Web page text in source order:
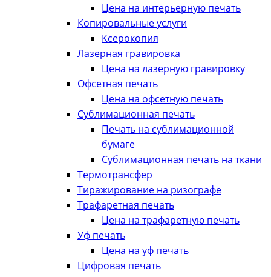
Цена на интерьерную печать
Копировальные услуги
Ксерокопия
Лазерная гравировка
Цена на лазерную гравировку
Офсетная печать
Цена на офсетную печать
Сублимационная печать
Печать на сублимационной
бумаге
Сублимационная печать на ткани
Термотрансфер
Тиражирование на ризографе
Трафаретная печать
Цена на трафаретную печать
Уф печать
Цена на уф печать
Цифровая печать